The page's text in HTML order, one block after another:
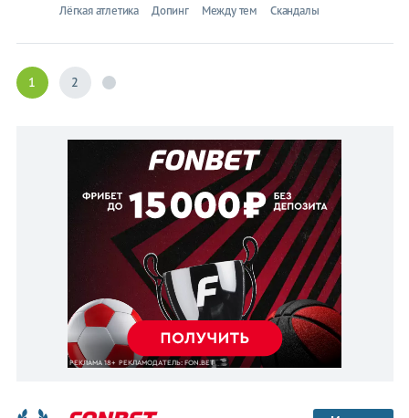
Лёгкая атлетика Допинг Между тем Скандалы
1 2